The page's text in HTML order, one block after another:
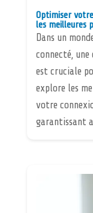
Optimiser
les meilleures
Dans un
connecté,
est cruciale
explore les
votre
garantissant